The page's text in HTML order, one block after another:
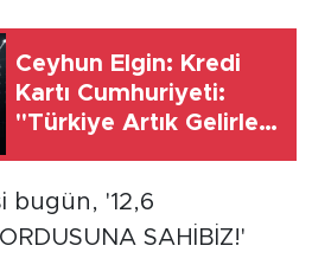
Ceyhun Elgin: Kredi
Kartı Cumhuriyeti:
''Türkiye Artık Gelirle
bugün, '12,6
SAHİBİZ!'